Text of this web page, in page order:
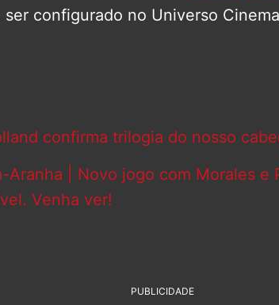
ser configurado no Universo
confirma trilogia do nosso
Aranha | Novo jogo com Morales e
Venha ver!
PUBLICIDADE